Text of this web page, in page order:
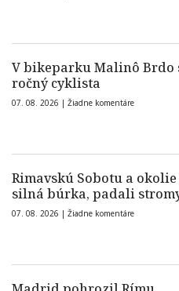
V bikeparku Malinô Brdo
ročný cyklista
07. 08. 2026 | Žiadne komentáre
Rimavskú Sobotu a
silná búrka, padali
07. 08. 2026 | Žiadne komentáre